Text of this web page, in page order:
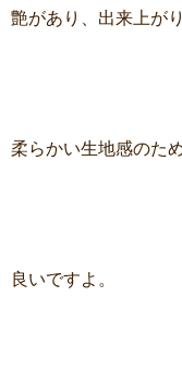
艶があり、出来上が
柔らかい生地感のた
良いですよ。